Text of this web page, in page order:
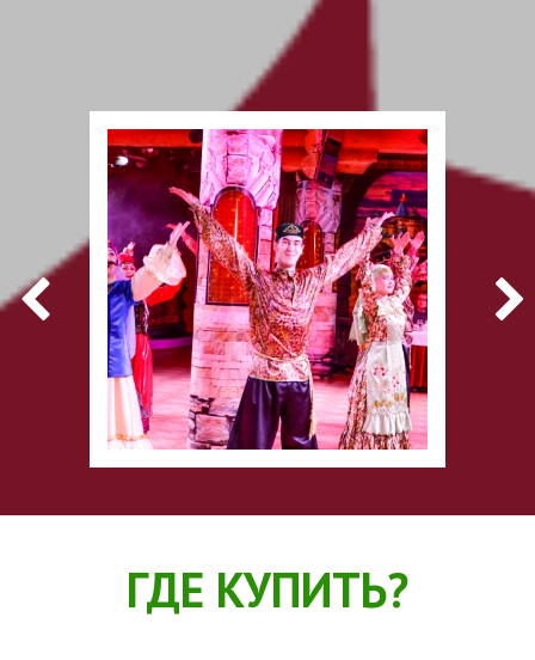
ГДЕ КУПИТЬ?